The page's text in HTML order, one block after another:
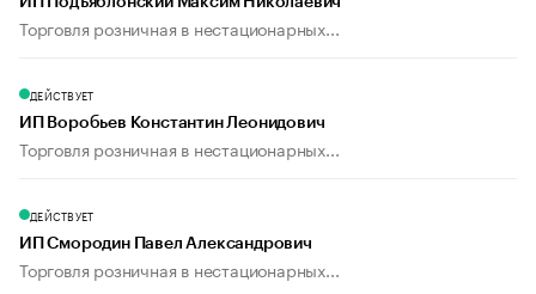
Торговля розничная в нестационарных...
ДЕЙСТВУЕТ
ИП Воробьев Константин Леонидович
Торговля розничная в нестационарных...
ДЕЙСТВУЕТ
ИП Смородин Павел Александрович
Торговля розничная в нестационарных...